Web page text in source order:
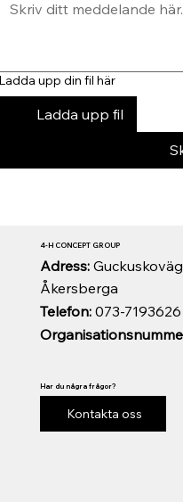
upp din fil här
Ladda upp fil
Telefon:073-7193626
Adress:
Åkersberga
4-H CONCEPT GROUP
Har du några frågor?
Kontakta oss